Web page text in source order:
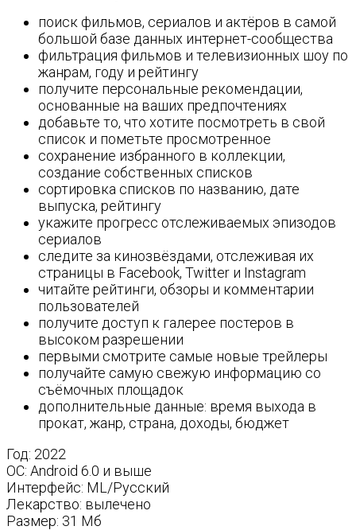
поиск фильмов, сериалов и актёров в самой
большой базе данных интернет-сообщества
фильтрация фильмов и телевизионных шоу по
жанрам, году и рейтингу
получите персональные рекомендации,
основанные на ваших предпочтениях
добавьте то, что хотите посмотреть в свой
список и пометьте просмотренное
сохранение избранного в коллекции,
создание собственных списков
сортировка списков по названию, дате
выпуска, рейтингу
укажите прогресс отслеживаемых эпизодов
сериалов
следите за кинозвёздами, отслеживая их
страницы в Facebook, Twitter и Instagram
читайте рейтинги, обзоры и комментарии
пользователей
получите доступ к галерее постеров в
высоком разрешении
первыми смотрите самые новые трейлеры
получайте самую свежую информацию со
съёмочных площадок
дополнительные данные: время выхода в
прокат, жанр, страна, доходы, бюджет
Год: 2022
OС: Аndroid 6.0 и выше
Интерфейс: ML/Русский
Лекарство: вылечено
Размер: 31 Мб